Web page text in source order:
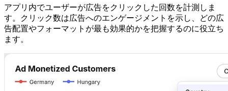
アプリ内でユーザーが広告をクリックした回数を計測しま
す。クリック数は広告へのエンゲージメントを示し、どの広
告配置やフォーマットが最も効果的かを把握するのに役立ち
ます。